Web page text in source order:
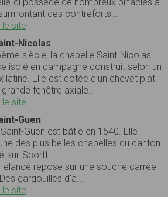
des contreforts...
le site
Nicolas
siècle, la chapelle Saint-Nicolas
isolé en campagne construit selon un
latine. Elle est dotée d’un chevet plat
grande fenêtre axiale..
le site
Guen
Guen est bâtie en 1540. Elle
des plus belles chapelles du canton
sur-Scorff.
élancé repose sur une souche carrée
gargouilles d'a...
le site